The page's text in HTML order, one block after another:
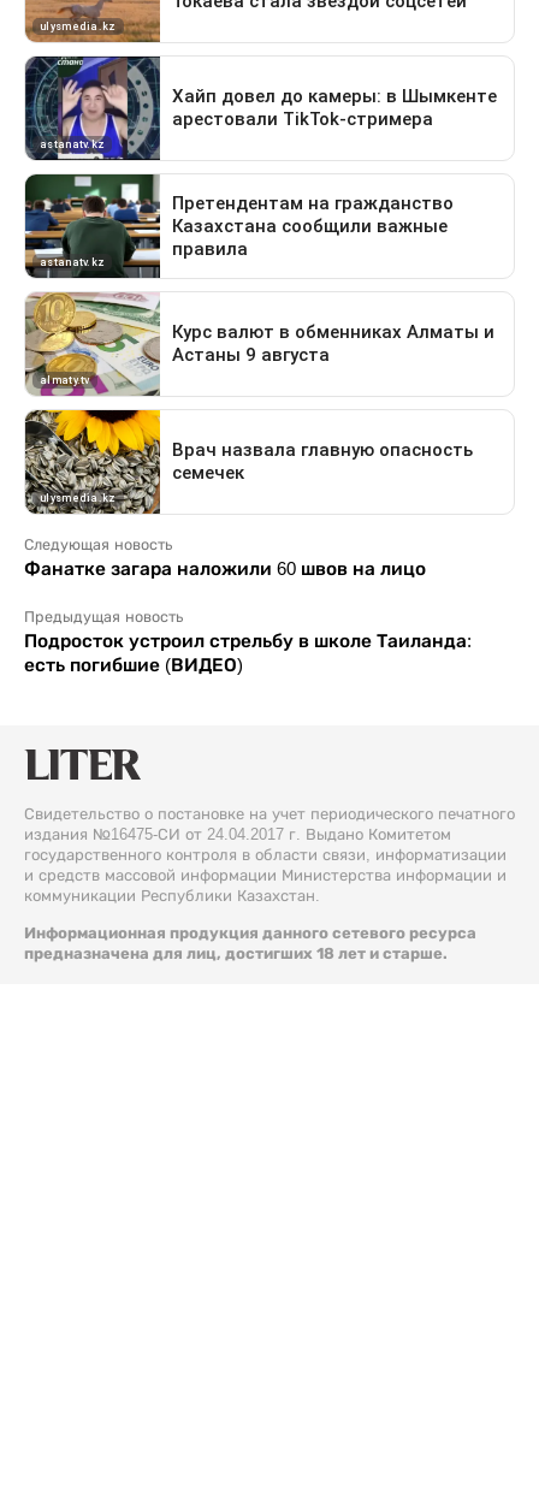
Следующая новость
Фанатке загара наложили 60 швов на лицо
Предыдущая новость
Подросток устроил стрельбу в школе Таиланда:
есть погибшие (ВИДЕО)
Свидетельство о постановке на учет периодического печатного
издания №16475-СИ от 24.04.2017 г. Выдано Комитетом
государственного контроля в области связи, информатизации
и средств массовой информации Министерства информации и
коммуникации Республики Казахстан.
Информационная продукция данного сетевого ресурса
предназначена для лиц, достигших 18 лет и старше.